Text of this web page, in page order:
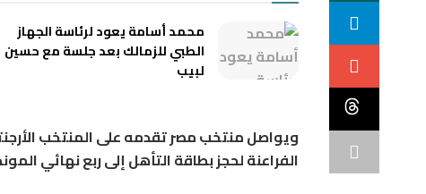
محمد أسامة يعود لرئاسة الجهاز
الطبي للزمالك بعد جلسة مع حسين
لبيب
الفراعنة لحجز بطاقة التأهل إلى ربع نهائي